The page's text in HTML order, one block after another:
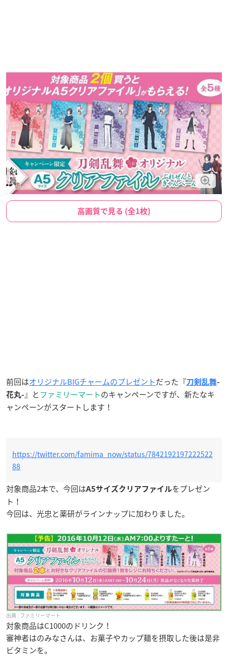
高画質で見る (全1枚)
前回はオリジナルBIGチャームのプレゼントだった『刀剣乱舞-
花丸-』とファミリーマートのキャンペーンですが、新たなキ
ャンペーンがスタートします！
https://twitter.com/famima_now/status/7842192197222522
88
対象商品2本で、今回はA5サイズクリアファイルをプレゼン
ト！
今回は、光忠と薬研がラインナップに加わりました。
ファミリーマート
対象商品はC1000のドリンク！
審神者はのみなさんは、お菓子やカップ麺を摂取した後は是非
ビタミンを。